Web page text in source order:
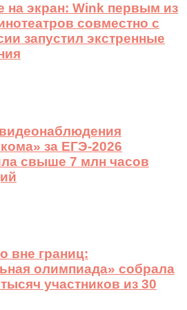
на экран: Wink первым из
совместно с
запустил экстренные
за ЕГЭ-2026
свыше 7 млн часов
вне границ:
олимпиада» собрала
участников из 30